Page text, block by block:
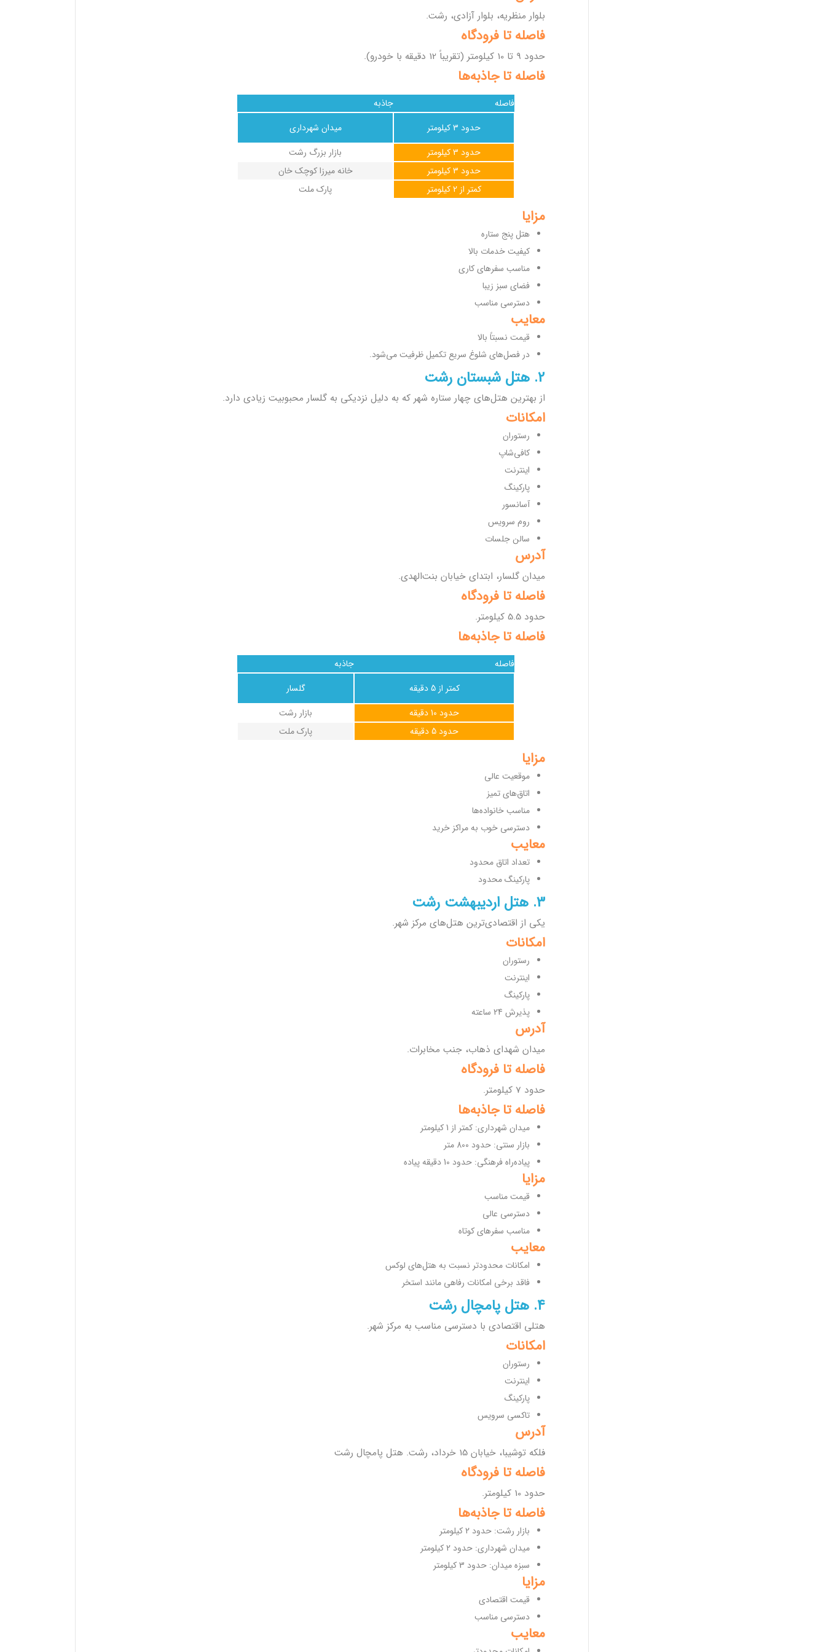
بلوار منظریه، بلوار آزادی، رشت.
فاصله تا فرودگاه
حدود 9 تا 10 کیلومتر (تقریباً 12 دقیقه با خودرو).
فاصله تا جاذبه‌ها
جاذبه
فاصله
میدان شهرداری
حدود 3 کیلومتر
بازار بزرگ رشت
حدود 3 کیلومتر
خانه میرزا کوچک خان
حدود 3 کیلومتر
پارک ملت
کمتر از 2 کیلومتر
مزایا
هتل پنج ستاره
کیفیت خدمات بالا
مناسب سفرهای کاری
فضای سبز زیبا
دسترسی مناسب
معایب
قیمت نسبتاً بالا
در فصل‌های شلوغ سریع تکمیل ظرفیت می‌شود.
2. هتل شبستان رشت
از بهترین هتل‌های چهار ستاره شهر که به دلیل نزدیکی به گلسار محبوبیت زیادی دارد.
امکانات
رستوران
کافی‌شاپ
اینترنت
پارکینگ
آسانسور
روم سرویس
سالن جلسات
آدرس
میدان گلسار، ابتدای خیابان بنت‌الهدی.
فاصله تا فرودگاه
حدود 5.5 کیلومتر.
فاصله تا جاذبه‌ها
جاذبه
فاصله
گلسار
کمتر از 5 دقیقه
بازار رشت
حدود 10 دقیقه
پارک ملت
حدود 5 دقیقه
مزایا
موقعیت عالی
اتاق‌های تمیز
مناسب خانواده‌ها
دسترسی خوب به مراکز خرید
معایب
تعداد اتاق محدود
پارکینگ محدود
3. هتل اردیبهشت رشت
یکی از اقتصادی‌ترین هتل‌های مرکز شهر.
امکانات
رستوران
اینترنت
پارکینگ
پذیرش 24 ساعته
آدرس
میدان شهدای ذهاب، جنب مخابرات.
فاصله تا فرودگاه
حدود 7 کیلومتر.
فاصله تا جاذبه‌ها
میدان شهرداری: کمتر از 1 کیلومتر
بازار سنتی: حدود 800 متر
پیاده‌راه فرهنگی: حدود 10 دقیقه پیاده
مزایا
قیمت مناسب
دسترسی عالی
مناسب سفرهای کوتاه
معایب
امکانات محدودتر نسبت به هتل‌های لوکس
فاقد برخی امکانات رفاهی مانند استخر
4. هتل پامچال رشت
هتلی اقتصادی با دسترسی مناسب به مرکز شهر.
امکانات
رستوران
اینترنت
پارکینگ
تاکسی سرویس
آدرس
فلکه توشیبا، خیابان 15 خرداد، رشت. هتل پامچال رشت
فاصله تا فرودگاه
حدود 10 کیلومتر.
فاصله تا جاذبه‌ها
بازار رشت: حدود 2 کیلومتر
میدان شهرداری: حدود 2 کیلومتر
سبزه میدان: حدود 3 کیلومتر
مزایا
قیمت اقتصادی
دسترسی مناسب
معایب